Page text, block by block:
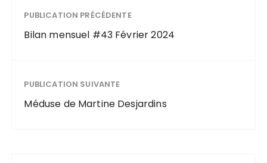
PUBLICATION PRÉCÉDENTE
Bilan mensuel #43 Février 2024
PUBLICATION SUIVANTE
Méduse de Martine Desjardins